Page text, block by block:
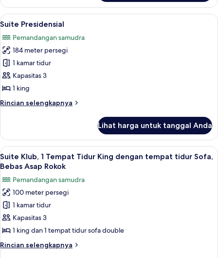
resor
Kamar
Klub,
2
Tidur
Queen,
pemandangan
resor
Lihat
semua
foto
untuk
Suite
Presidensial
Suite Presidensial | Seprai premium,
18
Suite Presidensial
Pemandangan samudra
184 meter persegi
1 kamar tidur
Kapasitas 3
1 king
Rincian selengkapnya
Rincian
Suite
Presidensial
Lihat harga untuk tanggal Anda
Lihat
semua
untuk
Suite
Klub,
1
Tempat
Tidur
King
Seprai premium, brankas, meja
15
Suite Klub, 1 Tempat Tidur King dengan tempat tidur Sofa,
Bebas Asap Rokok
Pemandangan samudra
100 meter persegi
1 kamar tidur
Kapasitas 3
1 king dan 1 tempat tidur sofa double
Rincian selengkapnya
Rincian